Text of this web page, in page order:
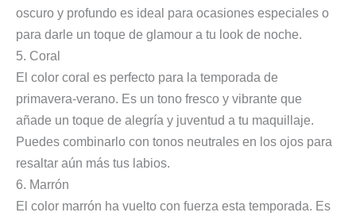
oscuro y profundo es ideal para ocasiones especiales o
para darle un toque de glamour a tu look de noche.
5. Coral
El color coral es perfecto para la temporada de
primavera-verano. Es un tono fresco y vibrante que
añade un toque de alegría y juventud a tu maquillaje.
Puedes combinarlo con tonos neutrales en los ojos para
resaltar aún más tus labios.
6. Marrón
El color marrón ha vuelto con fuerza esta temporada. Es